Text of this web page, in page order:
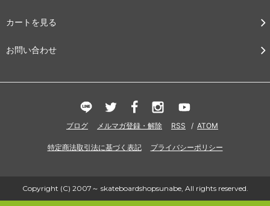
カートを見る
お問い合わせ
ブログ メルマガ登録・解除 RSS / ATOM
特定商法取引法に基づく表記 プライバシーポリシー
Copyright (C) 2007～ skateboardshopsunabe, All rights reserved.